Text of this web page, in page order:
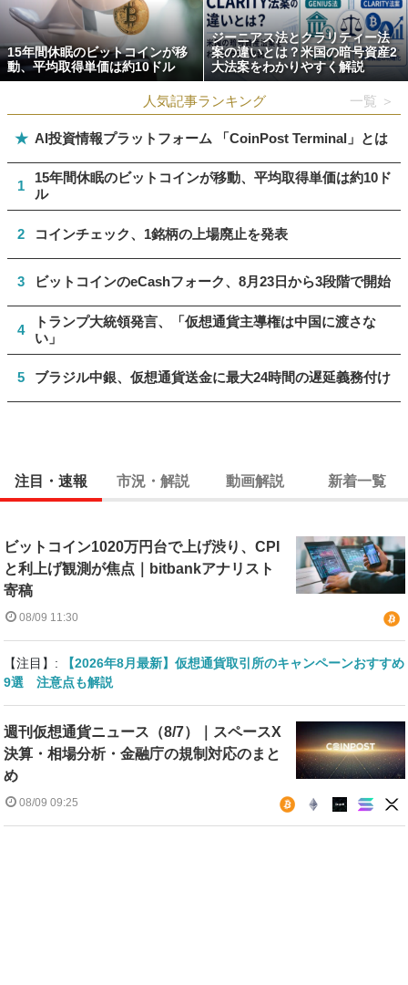
15年間休眠のビットコインが移
動、平均取得単価は約10ドル
ジーニアス法とクラリティー法
案の違いとは？米国の暗号資産2
大法案をわかりやすく解説
人気記事ランキング 一覧 ＞
★ AI投資情報プラットフォーム 「CoinPost Terminal」とは
1
15年間休眠のビットコインが移動、平均取得単価は約10ド
ル
2 コインチェック、1銘柄の上場廃止を発表
3 ビットコインのeCashフォーク、8月23日から3段階で開始
4
トランプ大統領発言、「仮想通貨主導権は中国に渡さな
い」
5 ブラジル中銀、仮想通貨送金に最大24時間の遅延義務付け
注目・速報 市況・解説 動画解説 新着一覧
ビットコイン1020万円台で上げ渋り、CPI
と利上げ観測が焦点｜bitbankアナリスト
寄稿
08/09 11:30
【注目】:
【2026年8月最新】仮想通貨取引所のキャンペーンおすすめ
9選 注意点も解説
週刊仮想通貨ニュース（8/7）｜スペースX
決算・相場分析・金融庁の規制対応のまと
め
08/09 09:25